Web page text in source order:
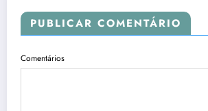
PUBLICAR COMENTÁRIO
Comentários